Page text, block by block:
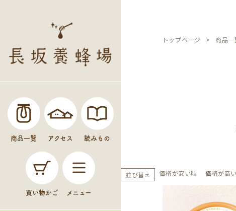
商品一覧 アクセス 読みもの
買い物かご メニュー
トップページ 商品一
並び替え 価格が安い順 価格が高